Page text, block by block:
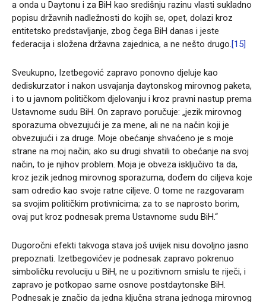
a onda u Daytonu i za BiH kao središnju razinu vlasti sukladno
popisu državnih nadležnosti do kojih se, opet, dolazi kroz
entitetsko predstavljanje, zbog čega BiH danas i jeste
federacija i složena državna zajednica, a ne nešto drugo.[15]
Sveukupno, Izetbegović zapravo ponovno djeluje kao
dediskurzator i nakon usvajanja daytonskog mirovnog paketa,
i to u javnom političkom djelovanju i kroz pravni nastup prema
Ustavnome sudu BiH. On zapravo poručuje: „jezik mirovnog
sporazuma obvezujući je za mene, ali ne na način koji je
obvezujući i za druge. Moje obećanje shvaćeno je s moje
strane na moj način; ako su drugi shvatili to obećanje na svoj
način, to je njihov problem. Moja je obveza isključivo ta da,
kroz jezik jednog mirovnog sporazuma, dođem do ciljeva koje
sam odredio kao svoje ratne ciljeve. O tome ne razgovaram
sa svojim političkim protivnicima; za to se naprosto borim,
ovaj put kroz podnesak prema Ustavnome sudu BiH.“
Dugoročni efekti takvoga stava još uvijek nisu dovoljno jasno
prepoznati. Izetbegovićev je podnesak zapravo pokrenuo
simboličku revoluciju u BiH, ne u pozitivnom smislu te riječi, i
zapravo je potkopao same osnove postdaytonske BiH.
Podnesak je značio da jedna ključna strana jednoga mirovnog